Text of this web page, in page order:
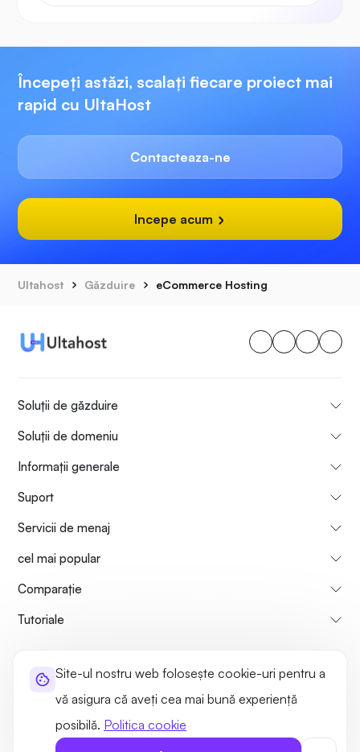
Site-ul nostru web folosește cookie-uri pentru a
vă asigura că aveți cea mai bună experiență
posibilă. Politica cookie
Începeți astăzi, scalați fiecare proiect mai
rapid cu UltaHost
Contacteaza-ne
Incepe acum
Ultahost Găzduire eCommerce Hosting
Soluții de găzduire
Soluții de domeniu
Informații generale
Suport
Servicii de menaj
cel mai popular
Comparaţie
Tutoriale
Informații despre noiPolitica de rambursare a plăților
Termeni de utilizare
Harta site-ului